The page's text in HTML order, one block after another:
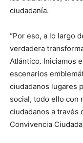
ciudadanía.
“Por eso, a lo largo
verdadera
Atlántico. Iniciamos
escenarios
ciudadanos lugares
social, todo ello con
ciudadanos a través
Convivencia